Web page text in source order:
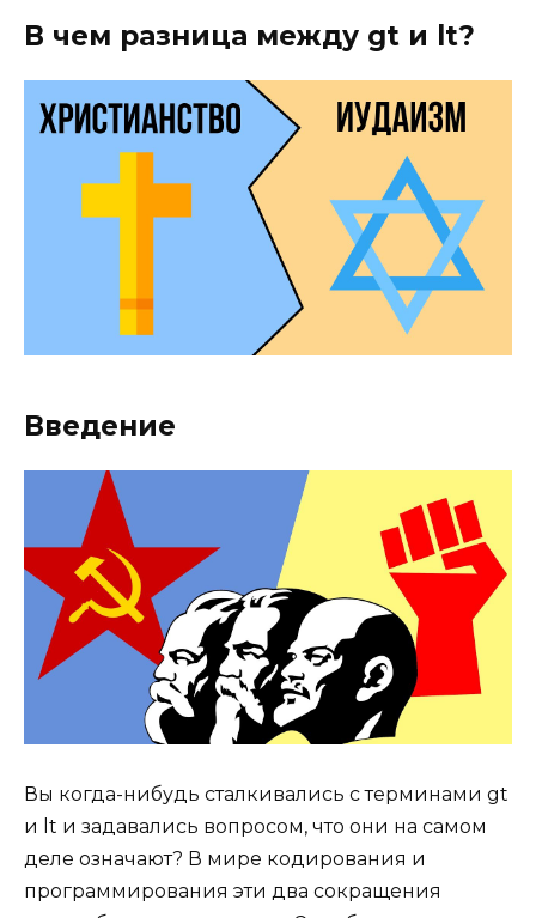
В чем разница между gt и lt?
Введение
Вы когда-нибудь сталкивались с терминами gt
и lt и задавались вопросом, что они на самом
деле означают? В мире кодирования и
программирования эти два сокращения